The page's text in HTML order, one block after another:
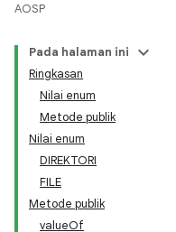
AOSP
Pada halaman ini
Ringkasan
Nilai enum
Metode publik
Nilai enum
DIREKTORI
FILE
Metode publik
valueOf